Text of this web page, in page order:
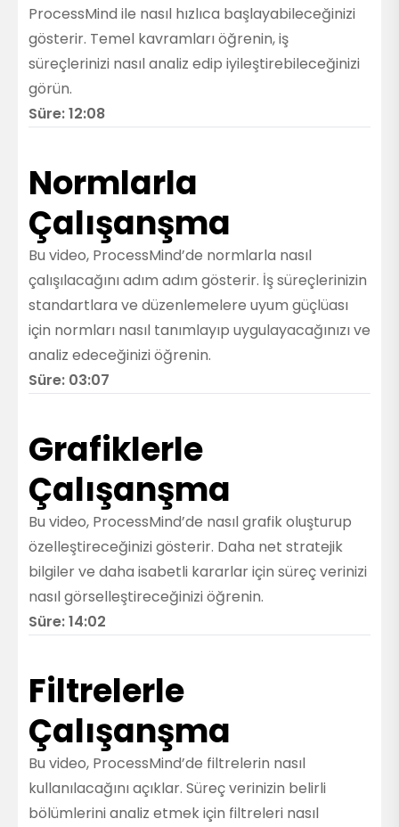
ProcessMind ile nasıl hızlıca başlayabileceğinizi
gösterir. Temel kavramları öğrenin, iş
süreçlerinizi nasıl analiz edip iyileştirebileceğinizi
görün.
Süre: 12:08
Normlarla
Çalışanşma
Bu video, ProcessMind’de normlarla nasıl
çalışılacağını adım adım gösterir. İş süreçlerinizin
standartlara ve düzenlemelere uyum güçlüası
için normları nasıl tanımlayıp uygulayacağınızı ve
analiz edeceğinizi öğrenin.
Süre: 03:07
Grafiklerle
Çalışanşma
Bu video, ProcessMind’de nasıl grafik oluşturup
özelleştireceğinizi gösterir. Daha net stratejik
bilgiler ve daha isabetli kararlar için süreç verinizi
nasıl görselleştireceğinizi öğrenin.
Süre: 14:02
Filtrelerle
Çalışanşma
Bu video, ProcessMind’de filtrelerin nasıl
kullanılacağını açıklar. Süreç verinizin belirli
bölümlerini analiz etmek için filtreleri nasıl